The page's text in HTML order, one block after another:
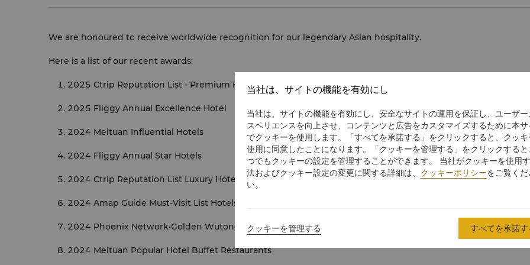
We are honoured to receive worldwide recognition for our legendary Asian hospitality.
Here is a list of our recent awards:
2025 Ctrip Reputation List - Premium Hotel
2025 Fliggy Annual Excellence Hotel
2024 Meituan Influential Hotels
2024 Fliggy Annual Star Hotels
2024 Ctrip Reputation List Luxury Hotels
2024 Amap Guide Must-Visit List Hotels
2024 Phoenix Network·Golden Wutong China Restaurant Guide - Popular Restaurants
2024 Meituan Popular Hotel Buffet Restaurants
当社は、サイトの機能を有効にし
当社は、サイトの機能を有効にし、安全なサイトの運用を保証し、ユーザー
スペリエンスを向上させ、コンテンツと広告をカスタマイズするために本サ
でクッキーを使用します。「すべてを承諾する」をクリックすると、クッ
使用に同意したことになります。「クッキーを管理する」をクリックする
つでもクッキーの設定を管理することができます。 当社がクッキーを使用
法およびクッキー設定の変更に関する詳細は、 クッキーポリシーをご覧くだ
い。
クッキーを管理する すべてを承諾す